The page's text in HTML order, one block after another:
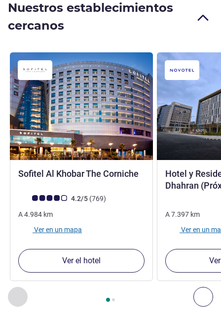
Nuestros establecimientos
cercanos
Anterior - Nuestros establecimientos cercanos
Página , Nuestros establecimientos cercanos 1 :,
Sofitel Al Khobar The Corniche 5 estrellas
Nota de clientes de Avis (Clasificación de ALL)
4.2/5 (769opiniones
)
A4.984 km
Ver en un mapa
Ver el hotel
Hotel y
Dhahran
A7.397 km
Ver en un